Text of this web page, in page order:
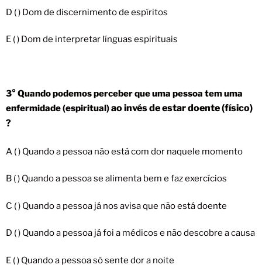
D ( ) Dom de discernimento de espíritos
E ( ) Dom de interpretar línguas espirituais
3° Quando podemos perceber que uma pessoa tem uma
enfermidade (espiritual)ao invés de estar doente (físico)
?
A ( ) Quando a pessoa não está com dor naquele momento
B ( ) Quando a pessoa se alimenta bem e faz exercícios
C ( ) Quando a pessoa já nos avisa que não está doente
D ( ) Quando a pessoa já foi a médicos e não descobre a causa
E ( ) Quando a pessoa só sente dor a noite